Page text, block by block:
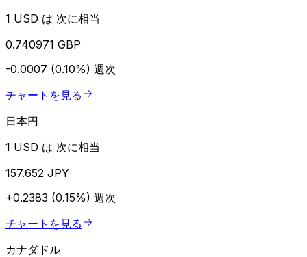
1 USD は 次に相当
0.740971 GBP
-0.0007 (0.10%) 週次
チャートを見る
日本円
1 USD は 次に相当
157.652 JPY
+0.2383 (0.15%) 週次
チャートを見る
カナダドル